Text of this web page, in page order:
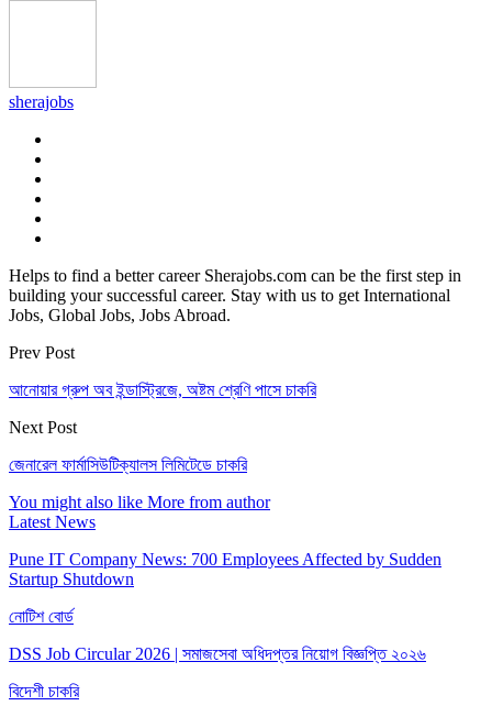
sherajobs
Helps to find a better career Sherajobs.com can be the first step in
building your successful career. Stay with us to get International
Jobs, Global Jobs, Jobs Abroad.
Prev Post
আনোয়ার গ্রুপ অব ইন্ডাস্ট্রিজে, অষ্টম শ্রেণি পাসে চাকরি
Next Post
জেনারেল ফার্মাসিউটিক্যালস লিমিটেডে চাকরি
You might also like More from author
Latest News
Pune IT Company News: 700 Employees Affected by Sudden
Startup Shutdown
নোটিশ বোর্ড
DSS Job Circular 2026 | সমাজসেবা অধিদপ্তর নিয়োগ বিজ্ঞপ্তি ২০২৬
বিদেশী চাকরি